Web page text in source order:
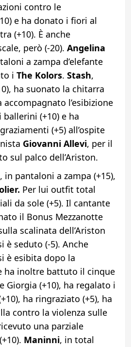
contro le
e ha donato i fiori al
(+10). È anche
però (-20). Angelina
a zampa d’elefante
i The Kolors. Stash,
ha suonato la chitarra
accompagnato l’esibizione
(+10) e ha
(+5) all’ospite
Giovanni Allevi, per il
sul palco dell’Ariston.
, in pantaloni a zampa (+15),
Per lui outfit total
da sole (+5). Il cantante
il Bonus Mezzanotte
scalinata dell’Ariston
è seduto (-5). Anche
è esibita dopo la
ha inoltre battuto il cinque
Giorgia (+10), ha regalato i
ha ringraziato (+5), ha
contro la violenza sulle
una parziale
Maninni, in total